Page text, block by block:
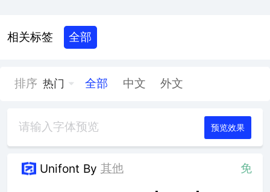
相关标签 全部
排序 热门 全部 中文 外文
预览效果
Unifont By 其他 免